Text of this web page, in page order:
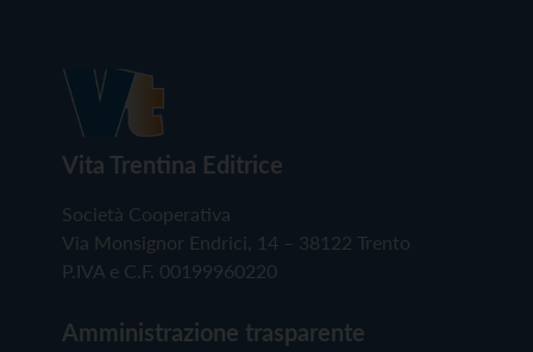
Vita Trentina Editrice
Società Cooperativa
Via Monsignor Endrici, 14 – 38122 Trento
P.IVA e C.F. 00199960220
Amministrazione trasparente